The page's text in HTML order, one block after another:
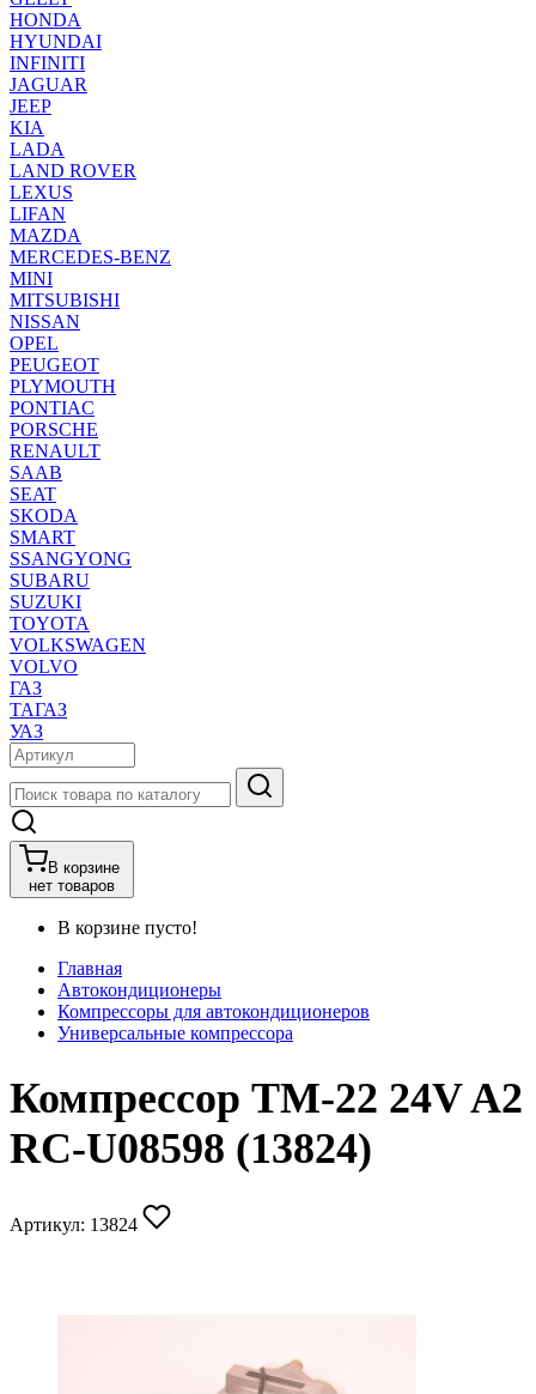
HONDA
HYUNDAI
INFINITI
JAGUAR
JEEP
KIA
LADA
LAND ROVER
LEXUS
LIFAN
MAZDA
MERCEDES-BENZ
MINI
MITSUBISHI
NISSAN
OPEL
PEUGEOT
PLYMOUTH
PONTIAC
PORSCHE
RENAULT
SAAB
SEAT
SKODA
SMART
SSANGYONG
SUBARU
SUZUKI
TOYOTA
VOLKSWAGEN
VOLVO
ГАЗ
ТАГАЗ
УАЗ
В корзине
нет товаров
В корзине пусто!
Главная
Автокондиционеры
Компрессоры для автокондиционеров
Универсальные компрессора
Компрессор TM-22 24V A2
RC-U08598 (13824)
Артикул: 13824